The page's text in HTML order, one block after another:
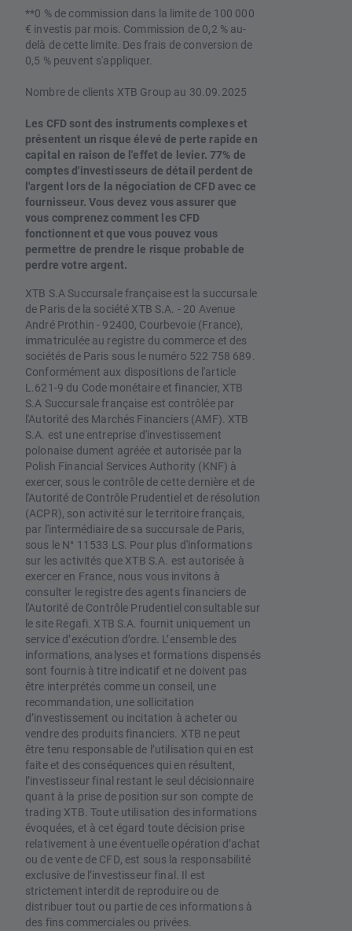
**0 % de commission dans la limite de 100 000
€ investis par mois. Commission de 0,2 % au-
delà de cette limite. Des frais de conversion de
0,5 % peuvent s'appliquer.
Nombre de clients XTB Group au 30.09.2025
Les CFD sont des instruments complexes et
présentent un risque élevé de perte rapide en
capital en raison de l'effet de levier. 77% de
comptes d'investisseurs de détail perdent de
l'argent lors de la négociation de CFD avec ce
fournisseur. Vous devez vous assurer que
vous comprenez comment les CFD
fonctionnent et que vous pouvez vous
permettre de prendre le risque probable de
perdre votre argent.
XTB S.A Succursale française est la succursale
de Paris de la société XTB S.A. - 20 Avenue
André Prothin - 92400, Courbevoie (France),
immatriculée au registre du commerce et des
sociétés de Paris sous le numéro 522 758 689.
Conformément aux dispositions de l'article
L.621-9 du Code monétaire et financier, XTB
S.A Succursale française est contrôlée par
l'Autorité des Marchés Financiers (AMF). XTB
S.A. est une entreprise d'investissement
polonaise dument agréée et autorisée par la
Polish Financial Services Authority (KNF) à
exercer, sous le contrôle de cette dernière et de
l'Autorité de Contrôle Prudentiel et de résolution
(ACPR), son activité sur le territoire français,
par l'intermédiaire de sa succursale de Paris,
sous le N° 11533 LS. Pour plus d'informations
sur les activités que XTB S.A. est autorisée à
exercer en France, nous vous invitons à
consulter le registre des agents financiers de
l'Autorité de Contrôle Prudentiel consultable sur
le site Regafi. XTB S.A. fournit uniquement un
service d’exécution d’ordre. L’ensemble des
informations, analyses et formations dispensés
sont fournis à titre indicatif et ne doivent pas
être interprétés comme un conseil, une
recommandation, une sollicitation
d’investissement ou incitation à acheter ou
vendre des produits financiers. XTB ne peut
être tenu responsable de l’utilisation qui en est
faite et des conséquences qui en résultent,
l’investisseur final restant le seul décisionnaire
quant à la prise de position sur son compte de
trading XTB. Toute utilisation des informations
évoquées, et à cet égard toute décision prise
relativement à une éventuelle opération d’achat
ou de vente de CFD, est sous la responsabilité
exclusive de l’investisseur final. Il est
strictement interdit de reproduire ou de
distribuer tout ou partie de ces informations à
des fins commerciales ou privées.